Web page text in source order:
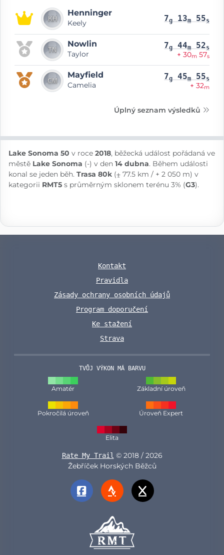
Henninger
Keely 7g 13m 55s
Nowlin
Taylor
7g 44m 52s
+ 30m 57s
Mayfield
Camelia
7g 45m 55s
+ 32m
Úplný seznam výsledků
Lake Sonoma 50 v roce 2018, běžecká událost pořádaná ve
městě Lake Sonoma (-) v den 14 dubna. Během události
konal se jeden běh. Trasa 80k (⨦ 77.5 km / + 2 050 m) v
kategorii RMT5 s průměrným sklonem terénu 3% (G3).
Kontakt
Pravidla
Zásady ochrany osobních údajů
Program doporučení
Ke stažení
Strava
TVŮJ VÝKON MÁ BARVU
Amatér Základní úroveň
Pokročilá úroveň Úroveň Expert
Elita
Rate My Trail © 2018 / 2026
Žebříček Horských Běžců